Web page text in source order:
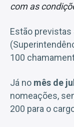
com as
Estão previstas
100
Já no mês de
nomeações,
200 para o